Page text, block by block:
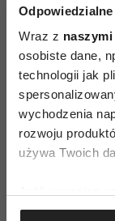
Wraz z
osobiste dane,
technologii jak
wychodzenia
rozwoju
używa Twoich